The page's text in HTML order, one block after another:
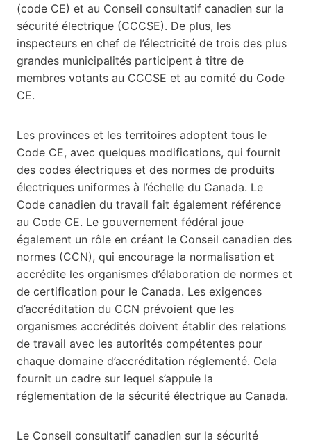
(code CE) et au Conseil consultatif canadien sur la
sécurité électrique (CCCSE). De plus, les
inspecteurs en chef de l’électricité de trois des plus
grandes municipalités participent à titre de
membres votants au CCCSE et au comité du Code
CE.
Les provinces et les territoires adoptent tous le
Code CE, avec quelques modifications, qui fournit
des codes électriques et des normes de produits
électriques uniformes à l’échelle du Canada. Le
Code canadien du travail fait également référence
au Code CE. Le gouvernement fédéral joue
également un rôle en créant le Conseil canadien des
normes (CCN), qui encourage la normalisation et
accrédite les organismes d’élaboration de normes et
de certification pour le Canada. Les exigences
d’accréditation du CCN prévoient que les
organismes accrédités doivent établir des relations
de travail avec les autorités compétentes pour
chaque domaine d’accréditation réglementé. Cela
fournit un cadre sur lequel s’appuie la
réglementation de la sécurité électrique au Canada.
Le Conseil consultatif canadien sur la sécurité